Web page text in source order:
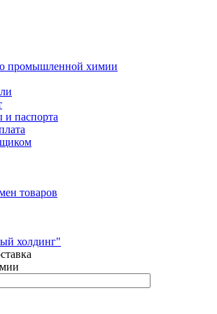
промышленной химии
паспорта
товаров